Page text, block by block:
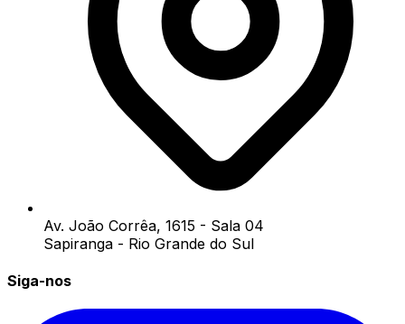
Av. João Corrêa, 1615 - Sala 04
Sapiranga - Rio Grande do Sul
Siga-nos